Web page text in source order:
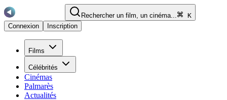
Rechercher un film, un cinéma...
K
Connexion
Inscription
Films
Célébrités
Cinémas
Palmarès
Actualités